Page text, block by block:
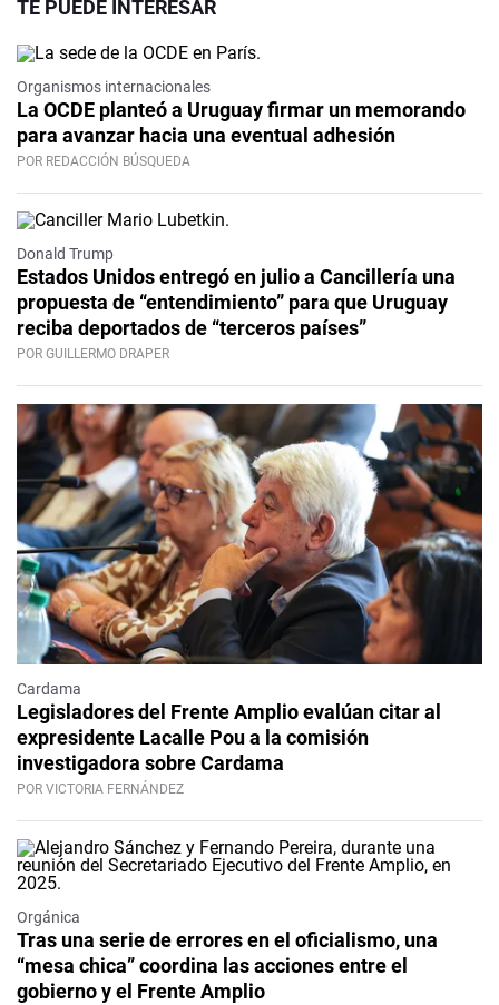
TE PUEDE INTERESAR
Organismos internacionales
La OCDE planteó a Uruguay firmar un memorando
para avanzar hacia una eventual adhesión
POR REDACCIÓN BÚSQUEDA
Donald Trump
Estados Unidos entregó en julio a Cancillería una
propuesta de “entendimiento” para que Uruguay
reciba deportados de “terceros países”
POR GUILLERMO DRAPER
Cardama
Legisladores del Frente Amplio evalúan citar al
expresidente Lacalle Pou a la comisión
investigadora sobre Cardama
POR VICTORIA FERNÁNDEZ
Orgánica
Tras una serie de errores en el oficialismo, una
“mesa chica” coordina las acciones entre el
gobierno y el Frente Amplio